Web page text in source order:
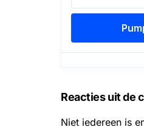
Reacties uit de
Niet iedereen is